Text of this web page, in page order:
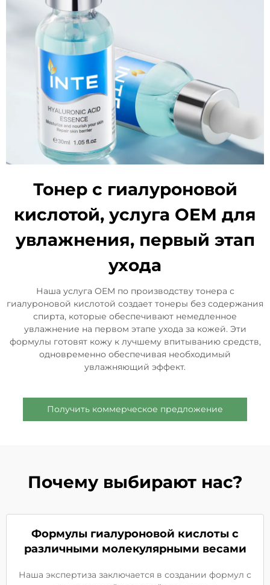
Тонер с гиалуроновой
кислотой, услуга OEM для
увлажнения, первый этап
ухода
Наша услуга OEM по производству тонера с
гиалуроновой кислотой создает тонеры без содержания
спирта, которые обеспечивают немедленное
увлажнение на первом этапе ухода за кожей. Эти
формулы готовят кожу к лучшему впитыванию средств,
одновременно обеспечивая необходимый
увлажняющий эффект.
Получить коммерческое предложение
Почему выбирают нас?
Формулы гиалуроновой кислоты с
различными молекулярными весами
Наша экспертиза заключается в создании формул с